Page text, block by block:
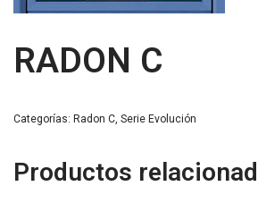
RADON C
Categorías: Radon C, Serie Evolución
Productos